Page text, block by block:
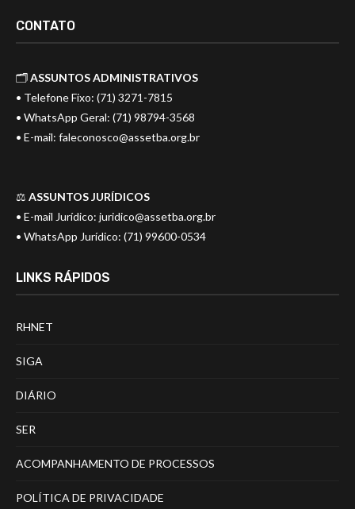
CONTATO
🗂️ASSUNTOS ADMINISTRATIVOS
• Telefone Fixo: (71) 3271-7815
• WhatsApp Geral: (71) 98794-3568
• E-mail: faleconosco@assetba.org.br
⚖️ ASSUNTOS JURÍDICOS
• E-mail Jurídico: juridico@assetba.org.br
• WhatsApp Jurídico: (71) 99600-0534
LINKS RÁPIDOS
RHNET
SIGA
DIÁRIO
SER
ACOMPANHAMENTO DE PROCESSOS
POLÍTICA DE PRIVACIDADE